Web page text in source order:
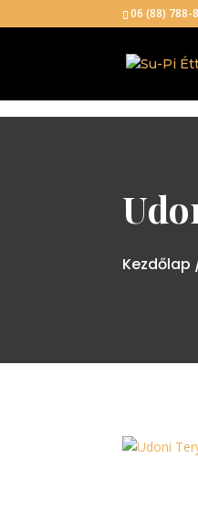
06 (88) 788-
Kezdőlap